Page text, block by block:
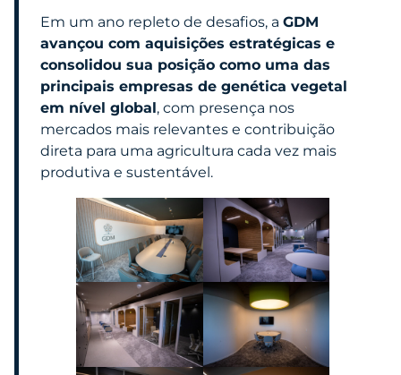
Em um ano repleto de desafios, a GDM
avançou com aquisições estratégicas e
consolidou sua posição como uma das
principais empresas de genética vegetal
em nível global, com presença nos
mercados mais relevantes e contribuição
direta para uma agricultura cada vez mais
produtiva e sustentável.